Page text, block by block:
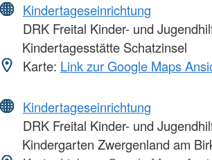
Kindertageseinrichtung
DRK Freital Kinder- und
Kindertagesstätte Schatzinsel
Karte: Link zur Google Maps
Kindertageseinrichtung
DRK Freital Kinder- und
Kindergarten Zwergenland am